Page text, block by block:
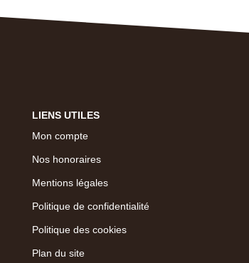
LIENS UTILES
Mon compte
Nos honoraires
Mentions légales
Politique de confidentialité
Politique des cookies
Plan du site